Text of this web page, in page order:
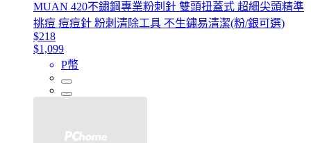
MUAN 420不鏽鋼專業粉刺針 雙頭扭蓋式 超細尖頭精準
挑痘 痘痘針 粉刺清除工具 不生鏽易清潔(粉/銀可選)
$218
$1,099
P幣